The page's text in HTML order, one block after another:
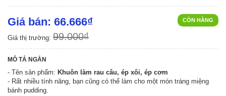
CÒN HÀNG
Giá bán: 66.666₫
Giá thị trường: 99.000₫
MÔ TẢ NGẮN
- Tên sản phẩm: Khuôn làm rau câu, ép xôi, ép cơm
- Rất nhiều tính năng, bạn cũng có thể làm cho một món tráng miệng
bánh pudding.